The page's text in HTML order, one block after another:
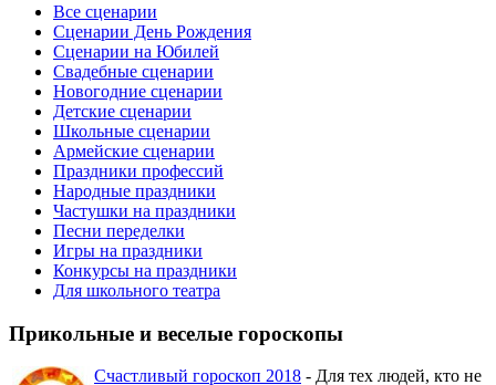
Все сценарии
Сценарии День Рождения
Сценарии на Юбилей
Свадебные сценарии
Новогодние сценарии
Детские сценарии
Школьные сценарии
Армейские сценарии
Праздники профессий
Народные праздники
Частушки на праздники
Песни переделки
Игры на праздники
Конкурсы на праздники
Для школьного театра
Прикольные и веселые гороскопы
Счастливый гороскоп 2018 - Для тех людей, кто не